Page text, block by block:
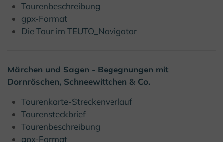
Tourenbeschreibung
gpx-Format
Die Tour im TEUTO_Navigator
Märchen und Sagen - Begegnungen mit
Dornröschen, Schneewittchen & Co.
Tourenkarte-Streckenverlauf
Tourensteckbrief
Tourenbeschreibung
gpx-Format